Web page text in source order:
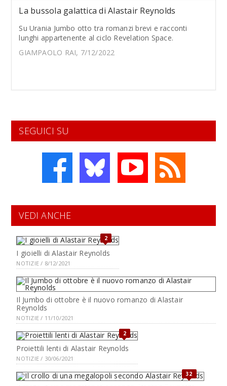
La bussola galattica di Alastair Reynolds
Su Urania Jumbo otto tra romanzi brevi e racconti
lunghi appartenente al ciclo Revelation Space.
GIAMPAOLO RAI, 7/12/2022
SEGUICI SU
VEDI ANCHE
2
I gioielli di Alastair Reynolds
NOTIZIE / 8/12/2021
Il Jumbo di ottobre è il nuovo romanzo di Alastair
Reynolds
NOTIZIE / 11/10/2021
2
Proiettili lenti di Alastair Reynolds
NOTIZIE / 30/06/2021
32